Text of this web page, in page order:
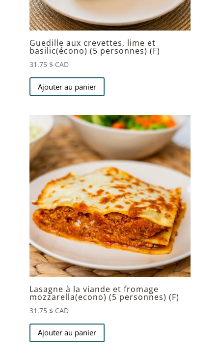
Guedille aux crevettes, lime et
basilic(écono) (5 personnes) (F)
31.75 $ CAD
Ajouter au panier
Lasagne à la viande et fromage
mozzarella(econo) (5 personnes) (F)
31.75 $ CAD
Ajouter au panier